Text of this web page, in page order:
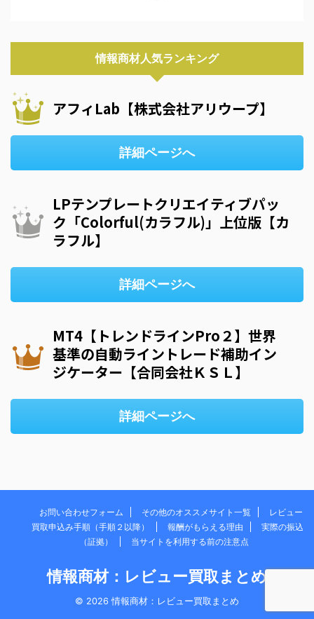
情報商材人気ランキング
アフィLab【株式会社アリウープ】
詳細ページへ
LPテンプレートクリエイティブパッ
ク「Colorful(カラフル)」上位版【カ
ラフル】
詳細ページへ
MT4【トレンドラインPro２】世界
基準の自動ライントレード補助イン
ジケーター【合同会社ＫＳＬ】
詳細ページへ
お問い合わせフォーム その他のオススメサイト一覧
レビュー
買取申込み手順（手順２以降）
報酬がもらえる理由
実際の振込
（証拠）
当サイトを利用する前の注意点
情報商材：レビュー買取まとめ
© 2026 情報商材：レビュー買取まとめ